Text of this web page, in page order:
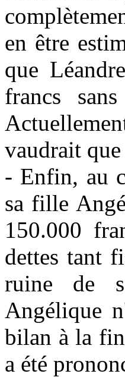
en être
que
francs
vaudrait
‑ Enfin, au
sa fille
150.000
dettes tant
ruine de
Angélique
bilan à la
a été